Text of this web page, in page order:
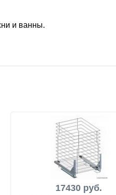
и ванны.
17430 руб.